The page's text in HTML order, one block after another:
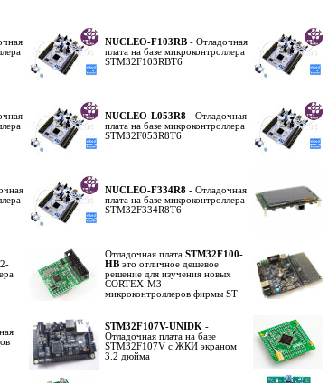
NUCLEO-F103RB - Отладочная
плата на базе микроконтроллера
STM32F103RBT6
NUCLEO-L053R8 - Отладочная
плата на базе микроконтроллера
STM32F053R8T6
NUCLEO-F334R8 - Отладочная
плата на базе микроконтроллера
STM32F334R8T6
Отладочная плата STM32F100-
HB это отличное дешевое
решение для изучения новых
CORTEX-M3
микроконтроллеров фирмы ST
STM32F107V-UNIDK -
Отладочная плата на базе
STM32F107V с ЖКИ экраном
3.2 дюйма